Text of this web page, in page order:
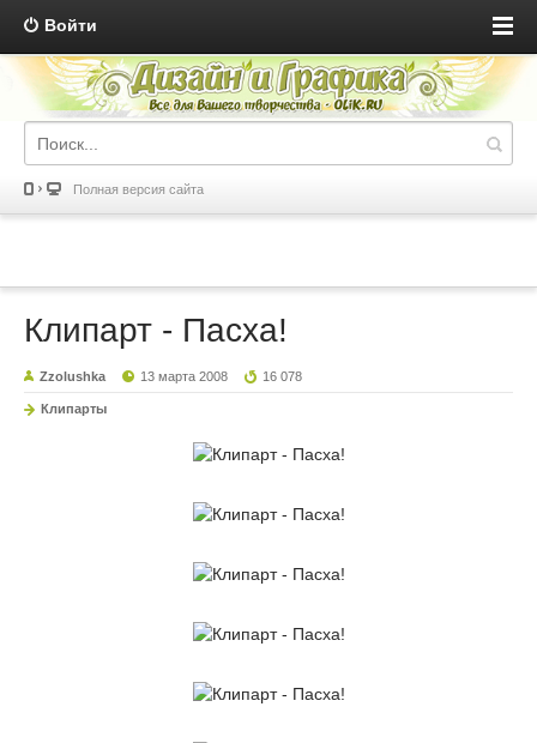
Войти
Полная версия сайта
Клипарт - Пасха!
Zzolushka 13 марта 2008 16 078
Клипарты